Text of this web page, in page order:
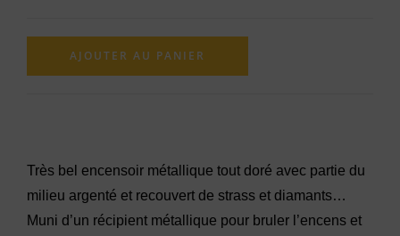
AJOUTER AU PANIER
Très bel encensoir métallique tout doré avec partie du
milieu argenté et recouvert de strass et diamants…
Muni d’un récipient métallique pour bruler l’encens et